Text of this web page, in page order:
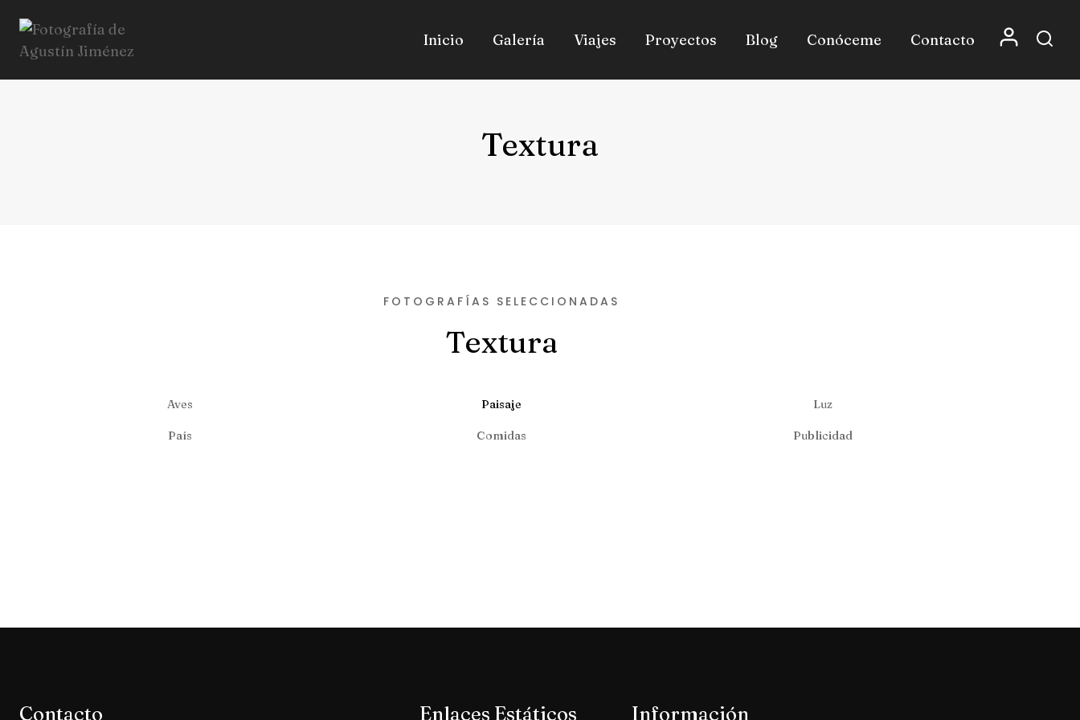
Inicio Galería Viajes Proyectos Blog Conóceme Contacto
Textura
FOTOGRAFÍAS SELECCIONADAS
Textura
Aves Paisaje Luz
País Comidas Publicidad
Contacto Enlaces Estáticos Información